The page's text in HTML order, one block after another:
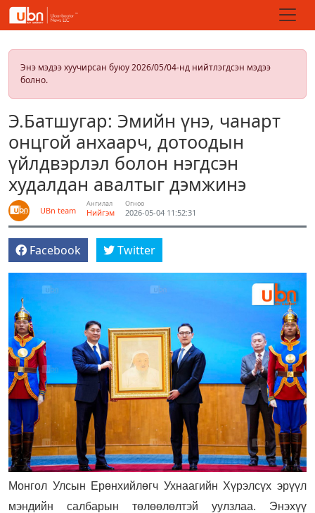
Энэ мэдээ хуучирсан буюу 2026/05/04-нд нийтлэгдсэн мэдээ
болно.
Э.Батшугар: Эмийн үнэ, чанарт
онцгой анхаарч, дотоодын
үйлдвэрлэл болон нэгдсэн
худалдан авалтыг дэмжинэ
UBn team
Ангилал
Нийгэм
Огноо
2026-05-04 11:52:31
Facebook Twitter
Монгол Улсын Ерөнхийлөгч Ухнаагийн Хүрэлсүх эрүүл
мэндийн салбарын төлөөлөлтэй уулзлаа. Энэхүү